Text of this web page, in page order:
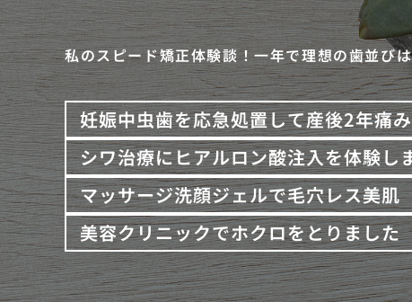
私のスピード矯正体験談！一年で理想の歯並び
妊娠中虫歯を応急処置して産後2年痛
シワ治療にヒアルロン酸注入を体験し
マッサージ洗顔ジェルで毛穴レス美肌
美容クリニックでホクロをとりました